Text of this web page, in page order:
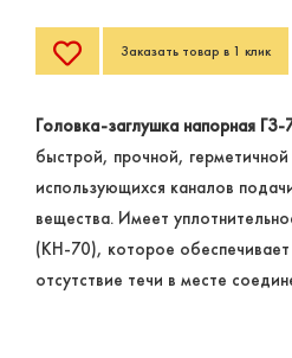
Заказать товар в 1 клик
Головка-заглушка напорная ГЗ-
быстрой, прочной,
использующихся каналов
вещества. Имеет
(КН-70), которое обеспечивает
отсутствие течи в месте